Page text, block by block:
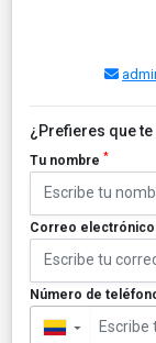
¿Prefieres que
Tu nombre *
Correo electrónico
Número de
▼